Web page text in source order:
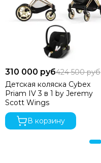
310 000 руб424 500 руб
Детская коляска Cybex
Priam IV 3 в 1 by Jeremy
Scott Wings
В корзину